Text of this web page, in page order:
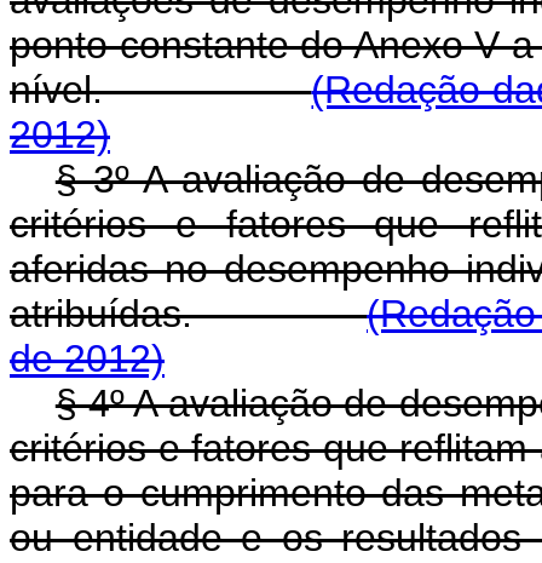
ponto constante do Anexo V
nível.(Redação
2012)
§ 3º A avaliação de
critérios e fatores que
aferidas no desempenho
atribuídas.
de 2012)
§ 4º A avaliação de
critérios e fatores que
para o cumprimento das
ou entidade e os resultados